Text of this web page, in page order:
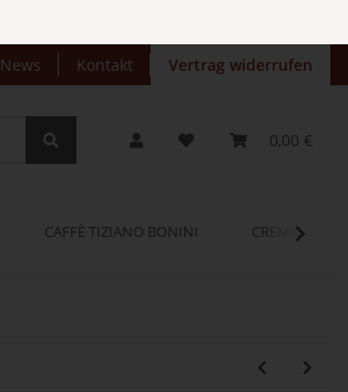
News Kontakt Vertrag widerrufen
0,00 €
CAFFÈ TIZIANO BONINI CREMEO